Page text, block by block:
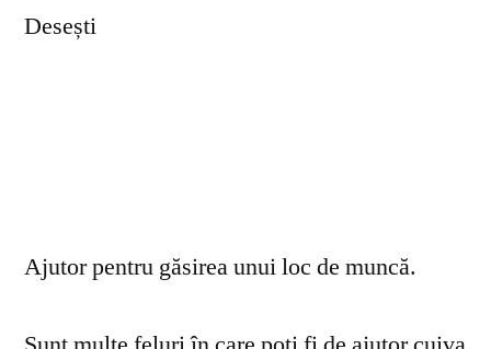
Desești
Ajutor pentru găsirea unui loc de muncă.